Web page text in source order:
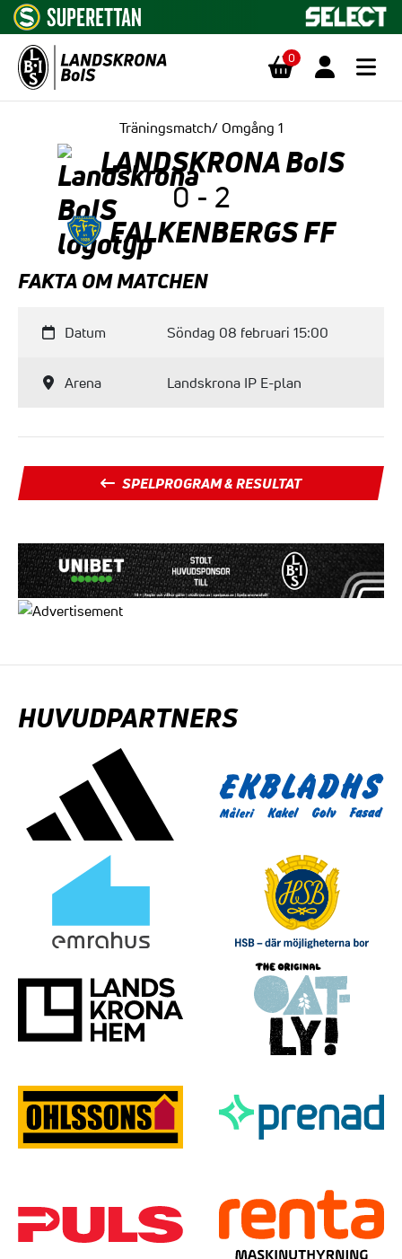
0
Träningsmatch/ Omgång 1
LANDSKRONA BoIS
0 - 2
FALKENBERGS FF
FAKTA OM MATCHEN
Datum Söndag 08 februari 15:00
Arena Landskrona IP E-plan
SPELPROGRAM & RESULTAT
HUVUDPARTNERS